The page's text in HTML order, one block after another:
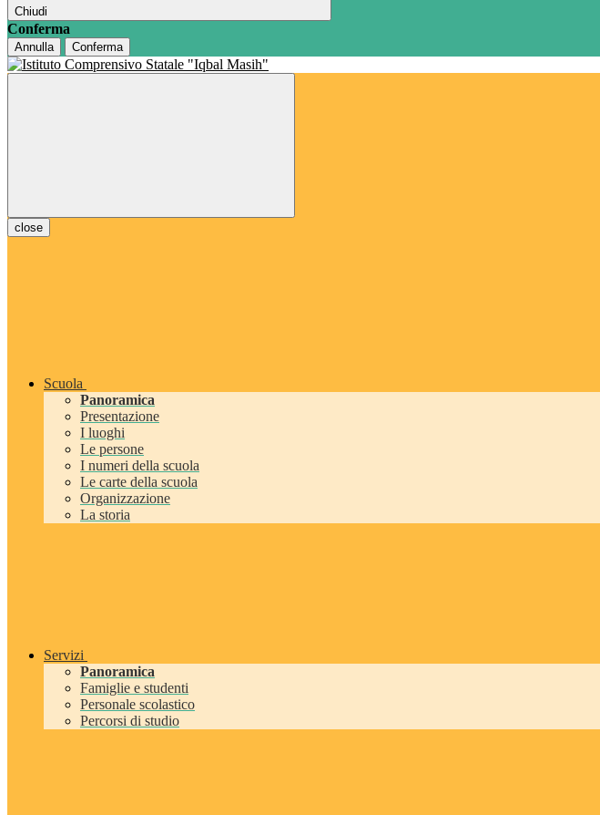
Chiudi
Conferma
Annulla Conferma
close
Scuola
Panoramica
Presentazione
I luoghi
Le persone
I numeri della scuola
Le carte della scuola
Organizzazione
La storia
Servizi
Panoramica
Famiglie e studenti
Personale scolastico
Percorsi di studio